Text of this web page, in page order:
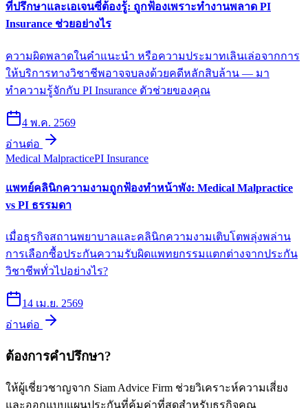
ที่ปรึกษาและเอเจนซี่ต้องรู้: ถูกฟ้องเพราะทำงานพลาด PI
Insurance ช่วยอย่างไร
ความผิดพลาดในคำแนะนำ หรือความประมาทเลินเล่อจากการ
ให้บริการทางวิชาชีพอาจจบลงด้วยคดีหลักสิบล้าน — มา
ทำความรู้จักกับ PI Insurance ตัวช่วยของคุณ
4 พ.ค. 2569
อ่านต่อ
Medical MalpracticePI Insurance
แพทย์คลินิกความงามถูกฟ้องทำหน้าพัง: Medical Malpractice
vs PI ธรรมดา
เมื่อธุรกิจสถานพยาบาลและคลินิกความงามเติบโตพลุ่งพล่าน
การเลือกซื้อประกันความรับผิดแพทยกรรมแตกต่างจากประกัน
วิชาชีพทั่วไปอย่างไร?
14 เม.ย. 2569
อ่านต่อ
ต้องการคำปรึกษา?
ให้ผู้เชี่ยวชาญจาก Siam Advice Firm ช่วยวิเคราะห์ความเสี่ยง
และออกแบบแผนประกันที่คุ้มค่าที่สุดสำหรับธุรกิจคุณ